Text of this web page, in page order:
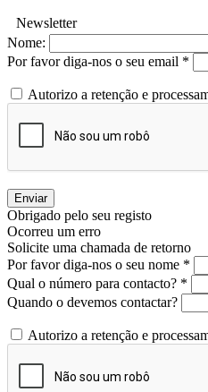
Newsletter
Nome:
Por favor diga-nos o seu email *
Autorizo a retenção e
Enviar
Obrigado pelo seu registo
Ocorreu um erro
Solicite uma chamada de retorno
Por favor diga-nos o seu nome *
Qual o número para contacto? *
Quando o devemos contactar?
Autorizo a retenção e